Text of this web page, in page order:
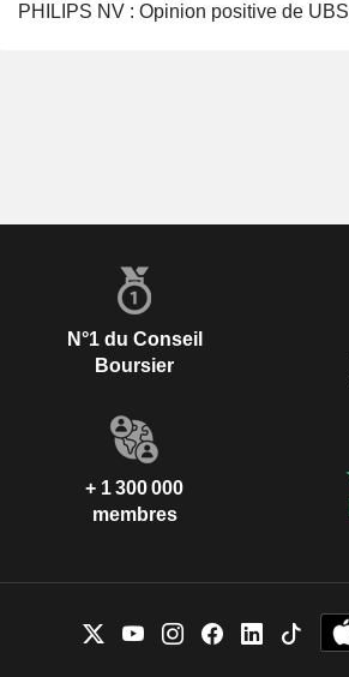
PHILIPS NV : Opinion positive de UBS
N°1 du Conseil
Boursier
+ 1 300 000
membres